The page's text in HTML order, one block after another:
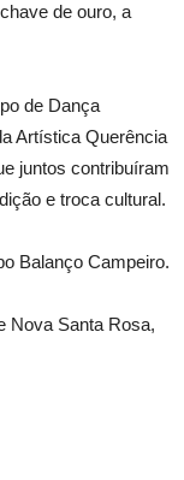
de ouro, a
de Dança
Artística Querência
juntos contribuíram
e troca cultural.
Balanço Campeiro.
Nova Santa Rosa,